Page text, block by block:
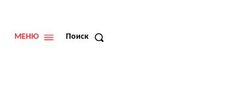
МЕНЮ Поиск